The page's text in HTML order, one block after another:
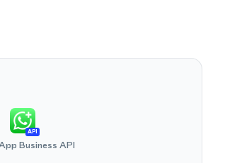
API
Business API